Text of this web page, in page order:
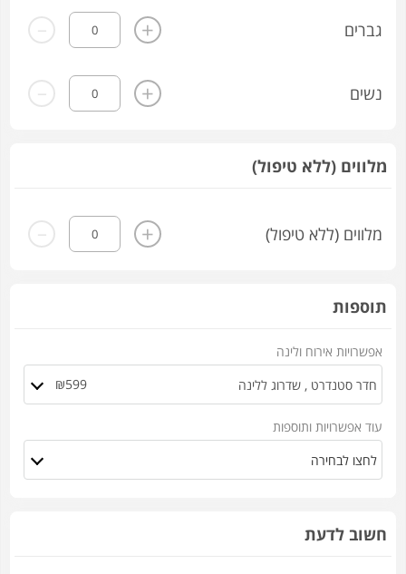
גברים +
-
נשים +
-
מלווים (ללא טיפול)
מלווים (ללא טיפול) +
-
תוספות
אפשרויות אירוח ולינה
₪599
עוד אפשרויות ותוספות
חשוב לדעת